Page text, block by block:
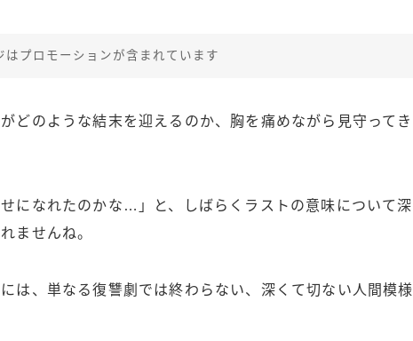
はプロモーションが含まれています
どのような結末を迎えるのか、胸を痛めながら見守ってき
になれたのかな…」と、しばらくラストの意味について深
ませんね。
は、単なる復讐劇では終わらない、深くて切ない人間模様